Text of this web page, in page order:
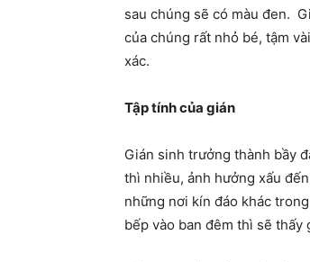
sau chúng sẽ có màu đen.
của chúng rất nhỏ bé, tậm
xác.
Tập tính của gián
Gián sinh trưởng thành bầy
thì nhiều, ảnh hưởng xấu
những nơi kín đáo khác
bếp vào ban đêm thì sẽ thấy